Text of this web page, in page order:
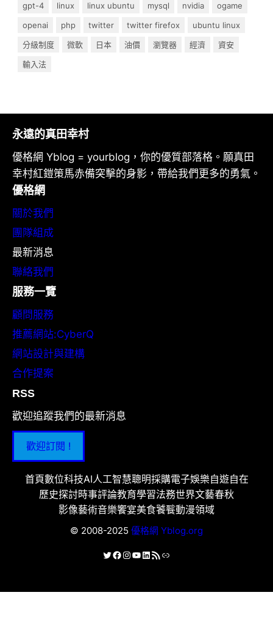
gpt-4
linux linux ubuntu mysql nvidia
ogame
openai
php twitter twitter firefox
ubuntu linux
分級制度
微軟 日本 油價 瀏覽器 經濟
資安
輸入法
永遠的真田幸村
優格網 Yblog = yourblog，你的優質部落格。願真田
幸村紅鎧策馬赤備突擊的身影，帶給我們更多的勇氣。
優格網
關於我們
團隊組成
最新消息
聯絡我們
服務一覽
顧問服務
推薦網站:CyberQ
網站設計與建構
合作提案
RSS
歡迎追蹤我們的最新消息
歡迎訂閱 !
首頁數位科技AI人工智慧聰明採購電子娛樂自遊自在
歷史探討時事評論教育學習法務世界文藝春秋
影像藝術音樂饗宴美食饕餮動漫領域
© 2008-2025 優格網 Yblog.org
X Facebook
Instagram
YouTube
LinkedIn
RSS 資訊提供連結